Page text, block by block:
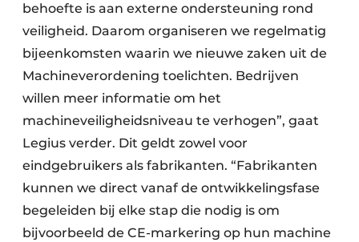
behoefte is aan externe ondersteuning rond
veiligheid. Daarom organiseren we regelmatig
bijeenkomsten waarin we nieuwe zaken uit de
Machineverordening toelichten. Bedrijven
willen meer informatie om het
machineveiligheidsniveau te verhogen”, gaat
Legius verder. Dit geldt zowel voor
eindgebruikers als fabrikanten. “Fabrikanten
kunnen we direct vanaf de ontwikkelingsfase
begeleiden bij elke stap die nodig is om
bijvoorbeeld de CE-markering op hun machine